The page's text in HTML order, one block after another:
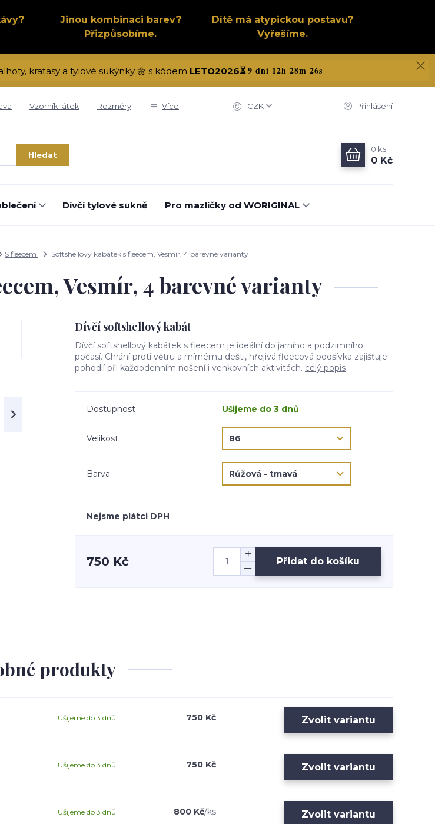
Jinou kombinaci barev?
Přizpůsobíme.
Dítě má atypickou postavu?
Vyřešíme.
kraťasy a tylové sukýnky 🌼 s kódem LETO2026⏳9 dní 12h 28m 25s
Vzorník látek Rozměry Více CZK Přihlášení
Hledat
0 ks
0 Kč
Dívčí tylové sukně Pro mazlíčky od WORIGINAL
S fleecem Softshellový kabátek s fleecem, Vesmír, 4 barevné varianty
Vesmír, 4 barevné varianty
Dívčí softshellový kabát
Dívčí softshellový kabátek s fleecem je ideální do jarního a podzimního
počasí. Chrání proti větru a mírnému dešti, hřejivá fleecová podšívka zajišťuje
pohodlí při každodenním nošení i venkovních aktivitách. celý popis
Dostupnost Ušijeme do 3 dnů
Velikost
Barva
Nejsme plátci DPH
750 Kč Přidat do košíku
produkty
750 Kč
Ušijeme do 3 dnů Zvolit variantu
750 Kč
Ušijeme do 3 dnů Zvolit variantu
800 Kč/ks
Ušijeme do 3 dnů Zvolit variantu